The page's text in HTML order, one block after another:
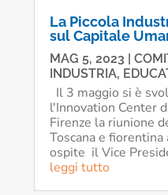
La Piccola
sul Capitale
MAG 5, 2023 |
INDUSTRIA,
Il 3 maggio si è
l'Innovation Center
Firenze la riunione
Toscana e
ospite il Vice
leggi tutto